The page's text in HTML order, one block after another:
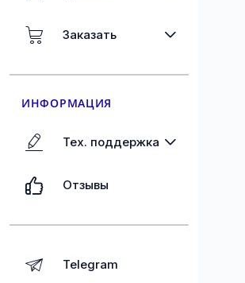
Заказать
ИНФОРМАЦИЯ
Тех. поддержка
Отзывы
Telegram